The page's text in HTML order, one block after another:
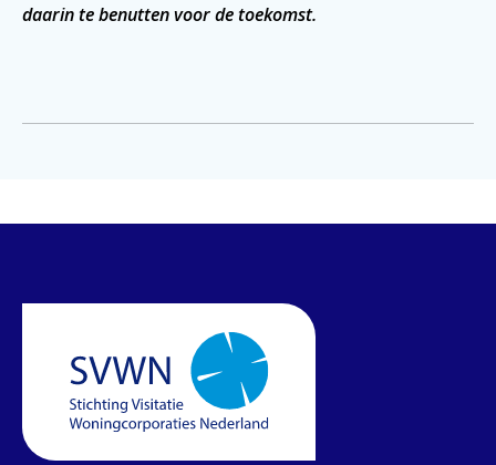
daarin te benutten voor de toekomst.